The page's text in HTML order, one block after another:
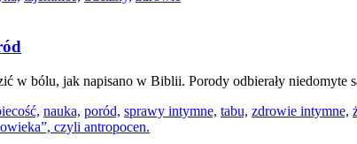
w bólu, jak napisano w Biblii. Porody odbierały niedomyte
nauka, poród, sprawy intymne, tabu, zdrowie intymne,